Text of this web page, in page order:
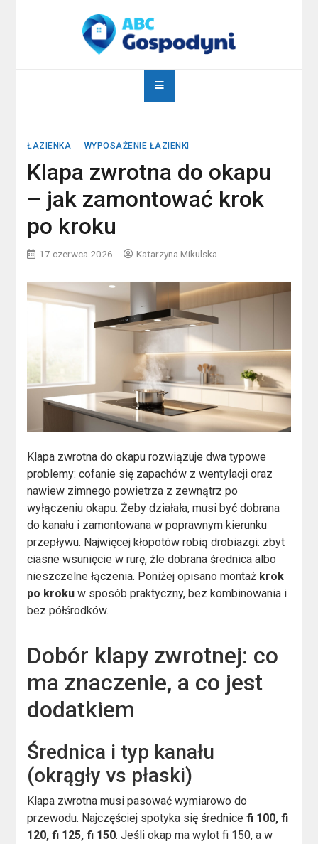
abcgospodyni.pl
ŁAZIENKA WYPOSAŻENIE ŁAZIENKI
Klapa zwrotna do okapu
– jak zamontować krok
po kroku
17 czerwca 2026 Katarzyna Mikulska
Klapa zwrotna do okapu rozwiązuje dwa typowe
problemy: cofanie się zapachów z wentylacji oraz
nawiew zimnego powietrza z zewnątrz po
wyłączeniu okapu. Żeby działała, musi być dobrana
do kanału i zamontowana w poprawnym kierunku
przepływu. Najwięcej kłopotów robią drobiazgi: zbyt
ciasne wsunięcie w rurę, źle dobrana średnica albo
nieszczelne łączenia. Poniżej opisano montaż krok
po kroku w sposób praktyczny, bez kombinowania i
bez półśrodków.
Dobór klapy zwrotnej: co
ma znaczenie, a co jest
dodatkiem
Średnica i typ kanału
(okrągły vs płaski)
Klapa zwrotna musi pasować wymiarowo do
przewodu. Najczęściej spotyka się średnicefi 100, fi
120, fi 125, fi 150. Jeśli okap ma wylot fi 150, a w